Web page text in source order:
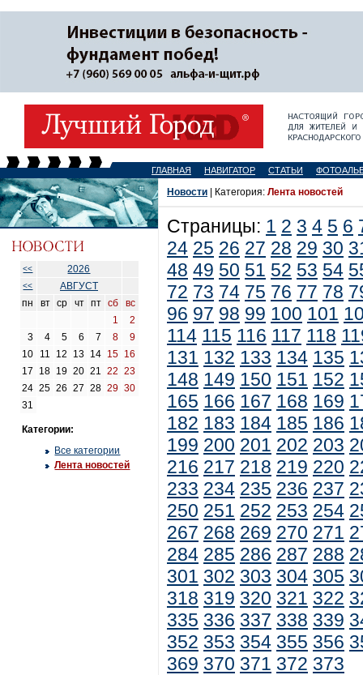
ГЛАВНАЯ НАВИГАТОР СТАТЬИ
<< 2026
<<
АВГУСТ
пн
вт ср чт пт сб
вс
1
2
3
4 5 6 7 8
9
10
11 12 13 14 15 16
17
18 19 20 21 22
23
24 25 26 27 28 29 30
31
Категории:
Все категории
Лента новостей
Новости | Категория: Лента новостей
Страницы: 1 2 3 4 5 6
24 25 26 27 28 29 30
48 49 50 51 52 53 54
72 73 74 75 76 77 78
96 97 98 99 100 101
114 115 116 117 118
131 132 133 134 135
148 149 150 151 152
165 166 167 168 169
182 183 184 185 186
199 200 201 202 203
216 217 218 219 220
233 234 235 236 237
250 251 252 253 254
267 268 269 270 271
284 285 286 287 288
301 302 303 304 305
318 319 320 321 322
335 336 337 338 339
352 353 354 355 356
369 370 371 372 373